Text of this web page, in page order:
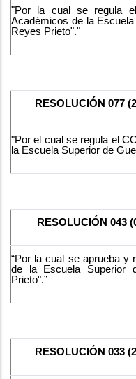
"Por la cual se regula
Académicos de la
Reyes Prieto"."
RESOLUCIÓN 077
"Por el cual se regula el
la Escuela Superior de
RESOLUCIÓN 043
“Por la cual se aprueba y
de la Escuela Superior
Prieto".”
RESOLUCIÓN 033